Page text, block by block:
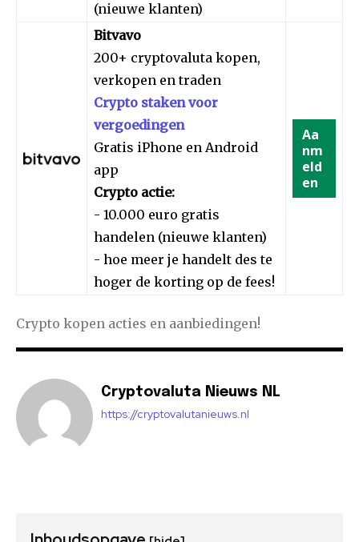
(nieuwe klanten)
Bitvavo
200+ cryptovaluta kopen,
verkopen en traden
Crypto staken voor
vergoedingen
Gratis iPhone en Android
app
Crypto actie:
- 10.000 euro gratis
handelen (nieuwe klanten)
- hoe meer je handelt des te
hoger de korting op de fees!
Aa
nm
eld
en
Crypto kopen acties en aanbiedingen!
Cryptovaluta Nieuws NL
https://cryptovalutanieuws.nl